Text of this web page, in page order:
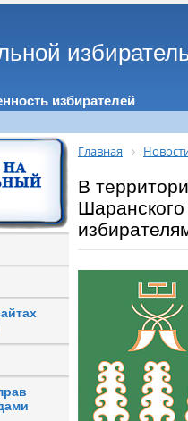
избирателей
Главная
В